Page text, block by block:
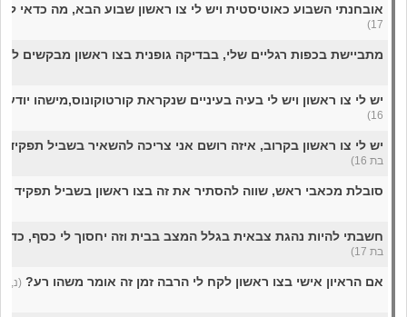
אובחנתי השבוע כאוטיסטית ויש לי צו ראשון שבוע הבא, מה כדאי
17)
מתביישת בכפות רגליים שלי, בבדיקה גופנית בצו ראשון מבקשים
יש לי צו ראשון ויש לי בעיה בעיניים שנקראת קורטוקונוס,מישהו
16)
יש לי צו ראשון בקרוב, איזה רושם אני צריכה להשאיר בשביל
בת 16)
סובלת מכאבי ראש, שווה להסתיר את זה בצו ראשון בשביל תפקיד
חשבתי להיות נהגת צבאית בגלל המצב בבית וזה יחסוך לי כסף,
בת 17)
אם הראיון אישי בצו ראשון לקח לי הרבה זמן זה אומר משהו רע? (נ, בת